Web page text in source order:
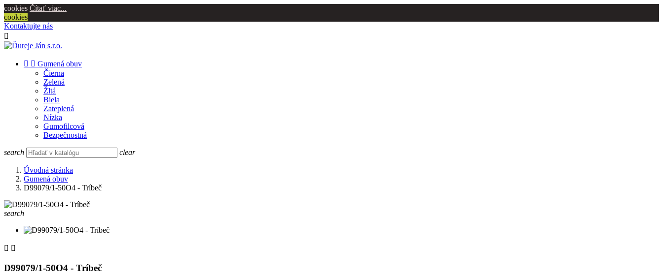
cookies Čítať viac...
cookies
Kontaktujte nás

  Gumená obuv
Čierna
Zelená
Žltá
Biela
Zateplená
Nízka
Gumofilcová
Bezpečnostná
search clear
Úvodná stránka
Gumená obuv
D99079/1-50O4 - Tríbeč
search
 
D99079/1-50O4 - Tríbeč